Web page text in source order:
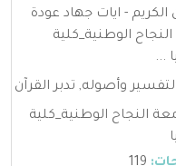
الكريم - ايات جهاد عودة
الوطنية_كلية
...
وأصوله, تدبر القرآن
النجاح الوطنية_كلية